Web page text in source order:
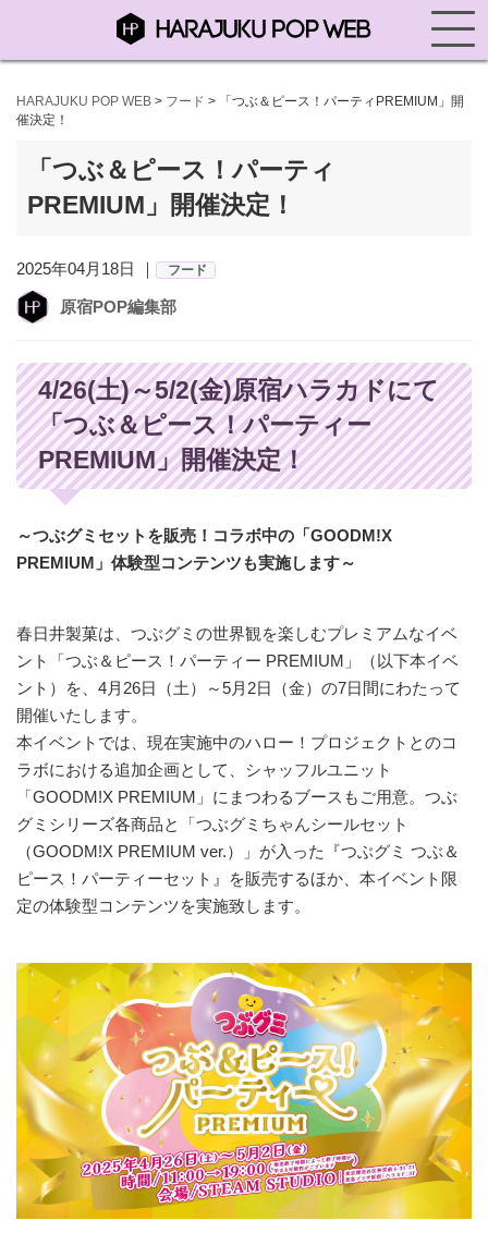
HARAJUKU POP WEB > フード >
「つぶ＆ピース！パーティPREMIUM」開
催決定！
「つぶ＆ピース！パーティ
PREMIUM」開催決定！
2025年04月18日 ｜ フード
原宿POP編集部
4/26(土)～5/2(金)原宿ハラカドにて
「つぶ＆ピース！パーティー
PREMIUM」開催決定！
～つぶグミセットを販売！コラボ中の「GOODM!X
PREMIUM」体験型コンテンツも実施します～
春日井製菓は、つぶグミの世界観を楽しむプレミアムなイベ
ント「つぶ＆ピース！パーティー PREMIUM」（以下本イベ
ント）を、4月26日（土）～5月2日（金）の7日間にわたって
開催いたします。
本イベントでは、現在実施中のハロー！プロジェクトとのコ
ラボにおける追加企画として、シャッフルユニット
「GOODM!X PREMIUM」にまつわるブースもご用意。つぶ
グミシリーズ各商品と「つぶグミちゃんシールセット
（GOODM!X PREMIUM ver.）」が入った『つぶグミ つぶ＆
ピース！パーティーセット』を販売するほか、本イベント限
定の体験型コンテンツを実施致します。